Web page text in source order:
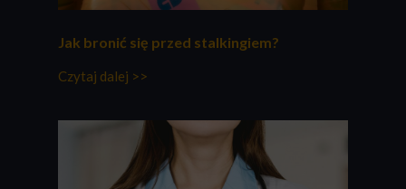
Jak bronić się przed stalkingiem?
Czytaj dalej >>